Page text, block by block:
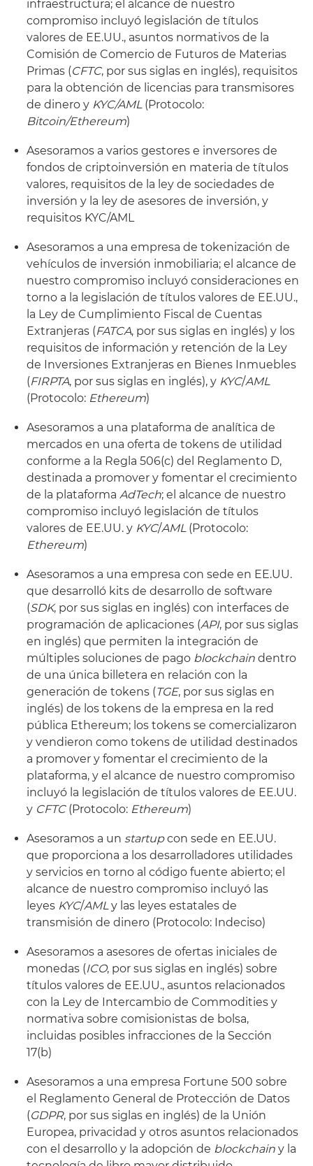
infraestructura; el alcance de nuestro
compromiso incluyó legislación de títulos
valores de EE.UU., asuntos normativos de la
Comisión de Comercio de Futuros de Materias
Primas (CFTC, por sus siglas en inglés), requisitos
para la obtención de licencias para transmisores
de dinero y KYC/AML(Protocolo:
Bitcoin/Ethereum)
Asesoramos a varios gestores e inversores de
fondos de criptoinversión en materia de títulos
valores, requisitos de la ley de sociedades de
inversión y la ley de asesores de inversión, y
requisitos KYC/AML
Asesoramos a una empresa de tokenización de
vehículos de inversión inmobiliaria; el alcance de
nuestro compromiso incluyó consideraciones en
torno a la legislación de títulos valores de EE.UU.,
la Ley de Cumplimiento Fiscal de Cuentas
Extranjeras (FATCA, por sus siglas en inglés) y los
requisitos de información y retención de la Ley
de Inversiones Extranjeras en Bienes Inmuebles
(FIRPTA, por sus siglas en inglés), y KYC/AML
(Protocolo: Ethereum)
Asesoramos a una plataforma de analítica de
mercados en una oferta de tokens de utilidad
conforme a la Regla 506(c) del Reglamento D,
destinada a promover y fomentar el crecimiento
de la plataforma AdTech; el alcance de nuestro
compromiso incluyó legislación de títulos
valores de EE.UU. y KYC/AML(Protocolo:
Ethereum)
Asesoramos a una empresa con sede en EE.UU.
que desarrolló kits de desarrollo de software
(SDK, por sus siglas en inglés) con interfaces de
programación de aplicaciones (API, por sus siglas
en inglés) que permiten la integración de
múltiples soluciones de pago blockchain dentro
de una única billetera en relación con la
generación de tokens (TGE, por sus siglas en
inglés) de los tokens de la empresa en la red
pública Ethereum; los tokens se comercializaron
y vendieron como tokens de utilidad destinados
a promover y fomentar el crecimiento de la
plataforma, y el alcance de nuestro compromiso
incluyó la legislación de títulos valores de EE.UU.
y CFTC(Protocolo: Ethereum)
Asesoramos a un startupcon sede en EE.UU.
que proporciona a los desarrolladores utilidades
y servicios en torno al código fuente abierto; el
alcance de nuestro compromiso incluyó las
leyes KYC/AMLy las leyes estatales de
transmisión de dinero (Protocolo: Indeciso)
Asesoramos a asesores de ofertas iniciales de
monedas (ICO, por sus siglas en inglés) sobre
títulos valores de EE.UU., asuntos relacionados
con la Ley de Intercambio de Commodities y
normativa sobre comisionistas de bolsa,
incluidas posibles infracciones de la Sección
17(b)
Asesoramos a una empresa Fortune 500 sobre
el Reglamento General de Protección de Datos
(GDPR, por sus siglas en inglés) de la Unión
Europea, privacidad y otros asuntos relacionados
con el desarrollo y la adopción de blockchain y la